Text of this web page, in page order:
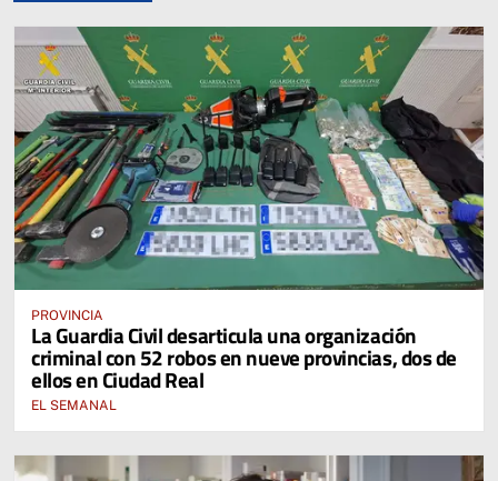
PROVINCIA
La Guardia Civil desarticula una organización
criminal con 52 robos en nueve provincias, dos de
ellos en Ciudad Real
EL SEMANAL